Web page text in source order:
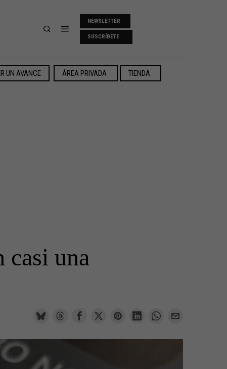
NEWSLETTER
SUSCRÍBETE
UN AVANCE ÁREA PRIVADA TIENDA
casi una